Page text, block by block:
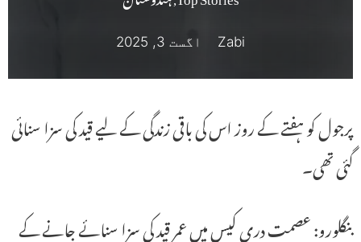
Zabi اگست 3, 2025
پرجول کو ہفتے کے روز اس کی باقی زندگی کے لیے قید کی سزا سنائی
گئی تھی۔
بنگلورو: عصمت دری کیس میں عمر قید کی سزا سنائے جانے کے